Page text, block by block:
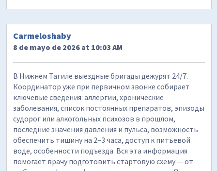
Carmeloshaby
8 de mayo de 2026 at 10:03 AM
В Нижнем Тагиле выездные бригады дежурят 24/7.
Координатор уже при первичном звонке собирает
ключевые сведения: аллергии, хронические
заболевания, список постоянных препаратов, эпизоды
судорог или алкогольных психозов в прошлом,
последние значения давления и пульса, возможность
обеспечить тишину на 2–3 часа, доступ к питьевой
воде, особенности подъезда. Вся эта информация
помогает врачу подготовить стартовую схему — от